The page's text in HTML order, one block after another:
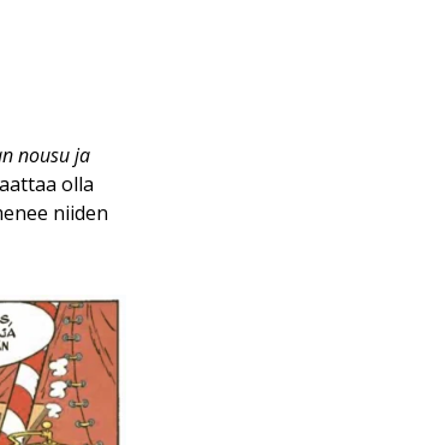
nousu ja
olla
niiden